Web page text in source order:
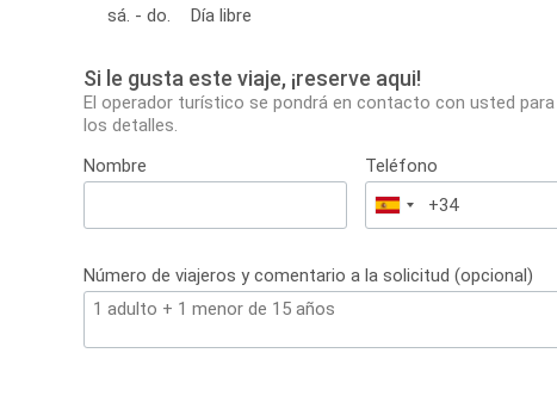
sá. - do.
Día libre
Si le gusta este viaje, ¡reserve aqui!
El operador turístico se pondrá en contacto con usted
los detalles.
Nombre
Teléfono
España
+34
Número de viajeros y comentario a la solicitud (opcional)